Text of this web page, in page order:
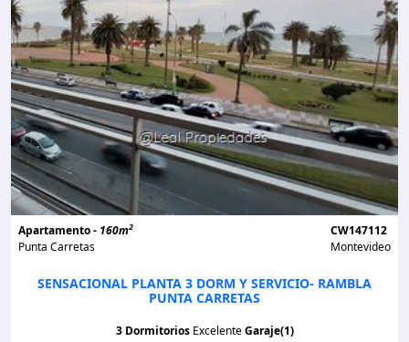
Apartamento - 160m2
Punta Carretas
CW147112
Montevideo
SENSACIONAL PLANTA 3 DORM Y SERVICIO- RAMBLA
PUNTA CARRETAS
3 Dormitorios ExcelenteGaraje(1)